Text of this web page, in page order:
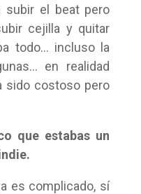
subir el beat pero
cejilla y quitar
todo… incluso la
en realidad
sido costoso pero
que estabas un
es complicado, sí